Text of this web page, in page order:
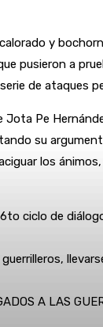
y
pusieron a
de ataques
Pe
su
los
ciclo de
A LAS